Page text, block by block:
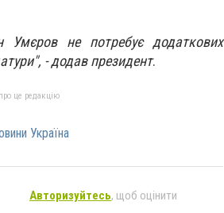
не потребує додаткових
- додав президент.
це редакцію
Україна
Авторизуйтесь, щоб оцінити